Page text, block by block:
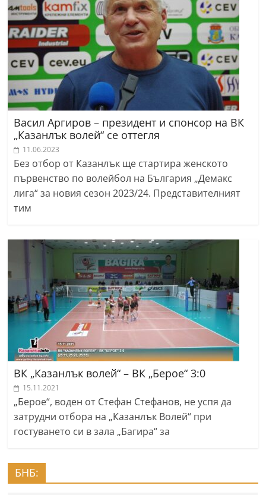
Васил Аргиров – президент и спонсор на ВК
„Казанлък волей“ се оттегля
11.06.2023
Без отбор от Казанлък ще стартира женското
първенство по волейбол на България „Демакс
лига“ за новия сезон 2023/24. Представителният
тим
ВК „Казанлък волей“ – ВК „Берое“ 3:0
15.11.2021
„Берое“, воден от Стефан Стефанов, не успя да
затрудни отбора на „Казанлък Волей“ при
гостуването си в зала „Багира“ за
БНБ: